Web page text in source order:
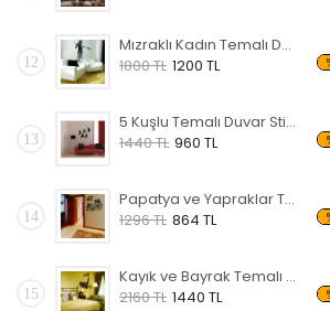
12
Mızraklı Kadın Temalı Duvar Sticker
1800 TL 1200 TL
13
5 Kuşlu Temalı Duvar Sticker
1440 TL 960 TL
14
Papatya ve Yapraklar Temalı Duvar Sticker
1296 TL 864 TL
15
Kayık ve Bayrak Temalı Duvar Sticker
2160 TL 1440 TL